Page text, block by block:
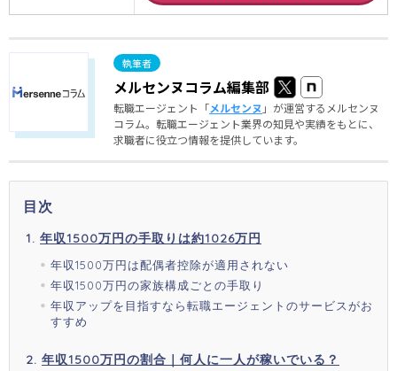
メルセンヌコラム編集部
転職エージェント「メルセンヌ 」が運営するメルセンヌ
コラム。転職エージェント業界の知見や実績をもとに、
求職者に役立つ情報を提供しています。
目次
年収1500万円の手取りは約1026万円
年収1500万円は配偶者控除が適用されない
年収1500万円の家族構成ごとの手取り
年収アップを目指すなら転職エージェントのサービスがお
すすめ
年収1500万円の割合｜何人に一人が稼いでいる？